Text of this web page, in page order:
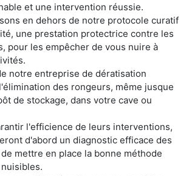
et une intervention réussie.
en dehors de notre protocole curatif
une prestation protectrice contre les
pour les empêcher de vous nuire à
notre entreprise de dératisation
des rongeurs, même jusque
de stockage, dans votre cave ou
l'efficience de leurs interventions,
d'abord un diagnostic efficace des
mettre en place la bonne méthode